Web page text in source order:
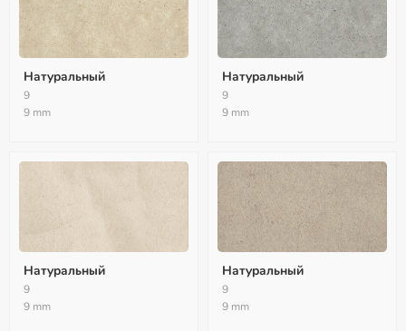
Натуральный
9
9 mm
Натуральный
9
9 mm
Натуральный
9
9 mm
Натуральный
9
9 mm